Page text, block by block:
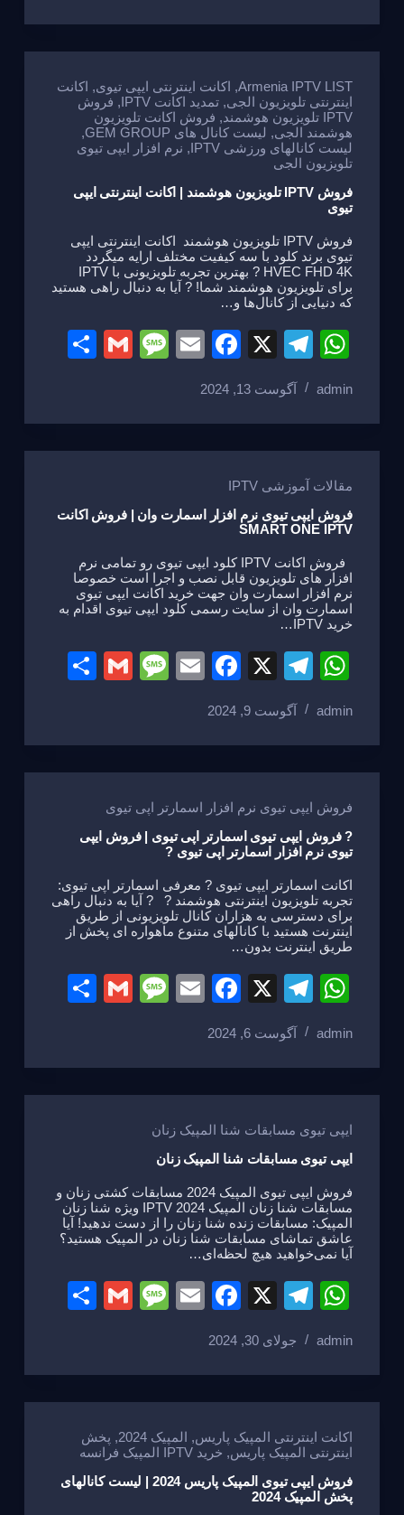
s
A
p
p
gr
a
m
e
b
o
o
k
a
g
e
e
Armenia IPTV LIST
, اکانت اینترنتی ایپی تیوی, اکانت
اینترنتی تلویزیون الجی, تمدید اکانت IPTV , فروش
IPTV تلویزیون هوشمند
, فروش اکانت تلویزیون
هوشمند الجی, لیست کانال های GEM GROUP
,
لیست کانالهای ورزشی IPTV
, نرم افزار ایپی تیوی
تلویزیون الجی
فروش IPTV تلویزیون هوشمند | اکانت اینترنتی ایپی
تیوی
فروش IPTV تلویزیون هوشمند اکانت اینترنتی ایپی
تیوی برند کلود با سه کیفیت مختلف ارایه میگردد
HVEC FHD 4K ? بهترین تجربه تلویزیونی با IPTV
برای تلویزیون هوشمند شما! ? آیا به دنبال راهی هستید
که دنیایی از کانال‌ها و…
W
at
s
A
p
p
T
e
gr
a
m
X
F
c
e
b
o
E
M
a
g
G
e
admin آگوست 13, 2024
مقالات آموزشی IPTV
فروش ایپی تیوی نرم افزار اسمارت وان | فروش اکانت
SMART ONE IPTV
فروش اکانت IPTV کلود ایپی تیوی رو تمامی نرم
افزار های تلویزیون قابل نصب و اجرا است خصوصا
نرم افزار اسمارت وان جهت خرید اکانت ایپی تیوی
اسمارت وان از سایت رسمی کلود ایپی تیوی اقدام به
خرید IPTV…
W
at
s
A
p
p
T
e
gr
a
m
X
F
c
e
b
o
o
k
E
M
a
g
e
G
e
admin آگوست 9, 2024
فروش ایپی تیوی نرم افزار اسمارتر اپی تیوی
? فروش ایپی تیوی اسمارتر اپی تیوی | فروش ایپی
تیوی نرم افزار اسمارتر اپی تیوی ?
اکانت اسمارتر ایپی تیوی ? معرفی اسمارتر اپی تیوی:
تجربه تلویزیون اینترنتی هوشمند ? ? آیا به دنبال راهی
برای دسترسی به هزاران کانال تلویزیونی از طریق
اینترنت هستید با کانالهای متنوع ماهواره ای پخش از
طریق اینترنت بدون…
W
at
s
A
p
p
T
e
gr
a
m
X
F
c
e
b
o
o
k
E
M
a
g
G
e
admin آگوست 6, 2024
ایپی تیوی مسابقات شنا المپیک زنان
ایپی تیوی مسابقات شنا المپیک زنان
فروش ایپی تیوی المپیک 2024 مسابقات کشتی زنان و
مسابقات شنا زنان المپیک 2024 IPTV ویژه شنا زنان
المپیک: مسابقات زنده شنا زنان را از دست ندهید! آیا
عاشق تماشای مسابقات شنا زنان در المپیک هستید؟
آیا نمی‌خواهید هیچ لحظه‌ای…
W
at
s
A
p
p
T
e
gr
a
m
X
F
c
e
b
o
o
k
E
M
a
g
e
G
e
admin جولای 30, 2024
اکانت اینترنتی المپیک پاریس, المپیک 2024 , پخش
اینترنتی المپیک پاریس, خرید IPTV المپیک فرانسه
فروش ایپی تیوی المپیک پاریس 2024 | لیست کانالهای
پخش المپیک 2024